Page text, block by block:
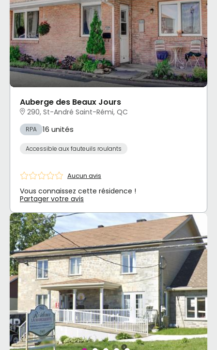
Auberge des Beaux Jours
290, St-André Saint-Rémi, QC
RPA 16 unités
Accessible aux fauteuils roulants
Aucun avis
Vous connaissez cette résidence !
Partager votre avis